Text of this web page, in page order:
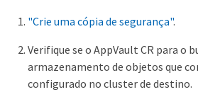
"Crie uma cópia de segurança".
Verifique se o AppVault CR para o
armazenamento de objetos que
configurado no cluster de destino.